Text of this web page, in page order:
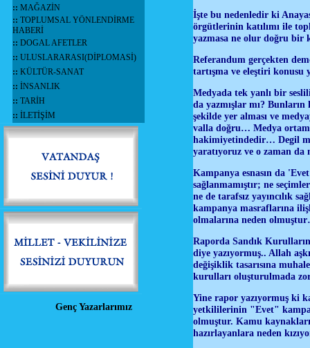
:: MAĞAZİN
:: TOPLUMSAL YÖNLENDİRME
HABERİ
:: DOGAL AFETLER
:: ULUSLARARASI(DİPLOMASİ)
:: KÜLTÜR-SANAT
:: İNSANLIK
:: TARİH
:: İLETİŞİM
Genç Yazarlarımız
İşte bu nedenledir ki
örgütlerinin katılımı ile
yazmasa ne olur doğru bir
Referandum gerçekten
tartışma ve eleştiri konusu
Medyada tek yanlı bir
da yazmışlar mı?
şekilde yer alması ve
valla doğru… Medya
hakimiyetindedir… Degil
yaratıyoruz ve o zaman da
Kampanya esnasın da
sağlanmamıştır; ne
ne de tarafsız yayıncılık
kampanya masraflarına
olmalarına neden
Raporda Sandık
diye yazıyormuş.. Allah
değişiklik tasarısına
kurulları oluşturulmada
Yine rapor yazıyormuş ki
yetkililerinin "Evet"
olmuştur. Kamu
hazırlayanlara neden